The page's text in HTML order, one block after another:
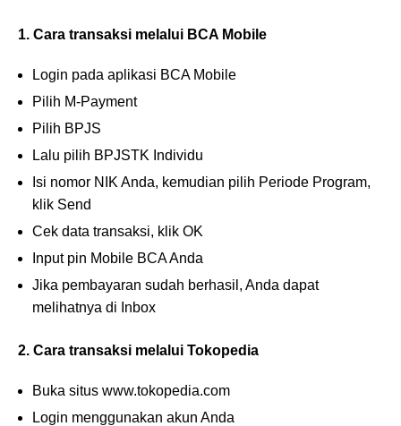
1. Cara transaksi melalui BCA Mobile
Login pada aplikasi BCA Mobile
Pilih M-Payment
Pilih BPJS
Lalu pilih BPJSTK Individu
Isi nomor NIK Anda, kemudian pilih Periode Program,
klik Send
Cek data transaksi, klik OK
Input pin Mobile BCA Anda
Jika pembayaran sudah berhasil, Anda dapat
melihatnya di Inbox
2. Cara transaksi melalui Tokopedia
Buka situs www.tokopedia.com
Login menggunakan akun Anda